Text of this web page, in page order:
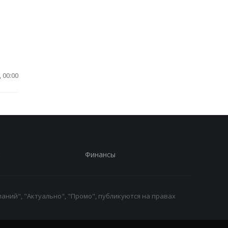
00:00
Финансы
"Актуально", "Промо", публикуются на правах